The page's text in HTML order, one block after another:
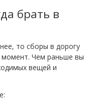
брать в
то сборы в дорогу
момент. Чем раньше вы
вещей и